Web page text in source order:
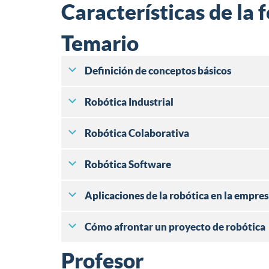
Características de la
Temario
Definición de conceptos básicos
Robótica Industrial
Robótica Colaborativa
Robótica Software
Aplicaciones de la robótica en la
Cómo afrontar un proyecto de robótica
Profesor